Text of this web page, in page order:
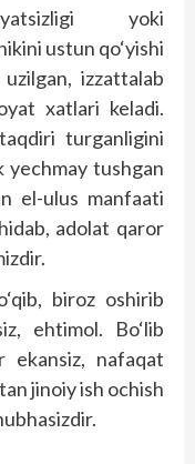
yoki
ustun qo‘yishi
izzattalab
xatlari keladi.
turganligini
yechmay tushgan
el-ulus manfaati
adolat qaror
biroz oshirib
ehtimol. Bo‘lib
ekansiz, nafaqat
jinoiy ish ochish